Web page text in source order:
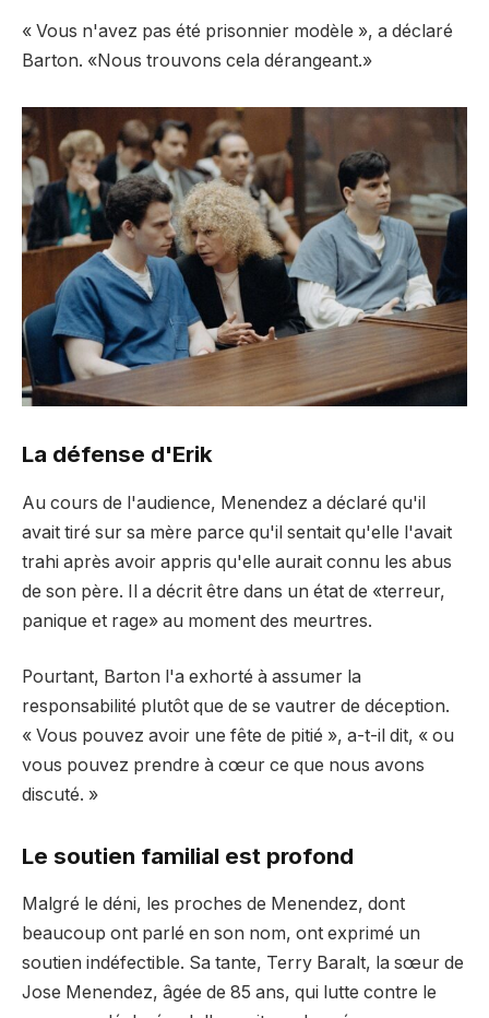
« Vous n'avez pas été prisonnier modèle », a déclaré
Barton. «Nous trouvons cela dérangeant.»
La défense d'Erik
Au cours de l'audience, Menendez a déclaré qu'il
avait tiré sur sa mère parce qu'il sentait qu'elle l'avait
trahi après avoir appris qu'elle aurait connu les abus
de son père. Il a décrit être dans un état de «terreur,
panique et rage» au moment des meurtres.
Pourtant, Barton l'a exhorté à assumer la
responsabilité plutôt que de se vautrer de déception.
« Vous pouvez avoir une fête de pitié », a-t-il dit, « ou
vous pouvez prendre à cœur ce que nous avons
discuté. »
Le soutien familial est profond
Malgré le déni, les proches de Menendez, dont
beaucoup ont parlé en son nom, ont exprimé un
soutien indéfectible. Sa tante, Terry Baralt, la sœur de
Jose Menendez, âgée de 85 ans, qui lutte contre le